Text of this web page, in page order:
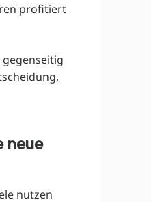
profitiert
neue
nutzen